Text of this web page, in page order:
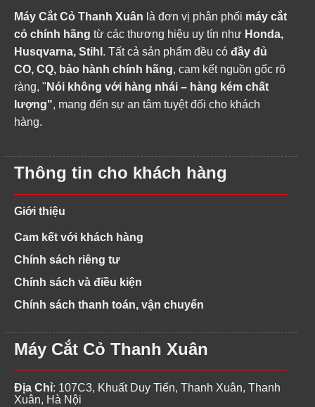
Máy Cắt Cỏ Thanh Xuân là đơn vị phân phối máy cắt
cỏ chính hãng từ các thương hiệu uy tín như Honda,
Husqvarna, Stihl . Tất cả sản phẩm đều có đầy đủ
CO, CQ, bảo hành chính hãng, cam kết nguồn gốc rõ
ràng, " Nói không với hàng nhái – hàng kém chất
lượng", mang đến sự an tâm tuyệt đối cho khách
hàng.
Thông tin cho khách hàng
Giới thiệu
Cam kết với khách hàng
Chính sách riêng tư
Chính sách và điều kiện
Chính sách thanh toán, vận chuyển
Máy Cắt Cỏ Thanh Xuân
Địa Chỉ: 107C3, Khuất Duy Tiến, Thanh Xuân, Thanh
Xuân, Hà Nội